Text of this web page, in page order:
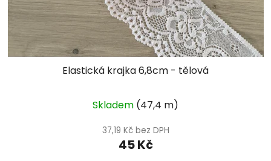
Elastická krajka 6,8cm - tělová
Skladem (47,4 m)
37,19 Kč bez DPH
45 Kč